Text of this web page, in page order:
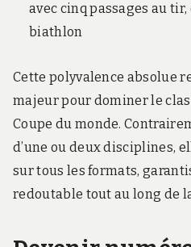
avec cinq passages au
biathlon
Cette polyvalence absolue
majeur pour dominer le
Coupe du monde.
d’une ou deux disciplines,
sur tous les formats,
redoutable tout au long de